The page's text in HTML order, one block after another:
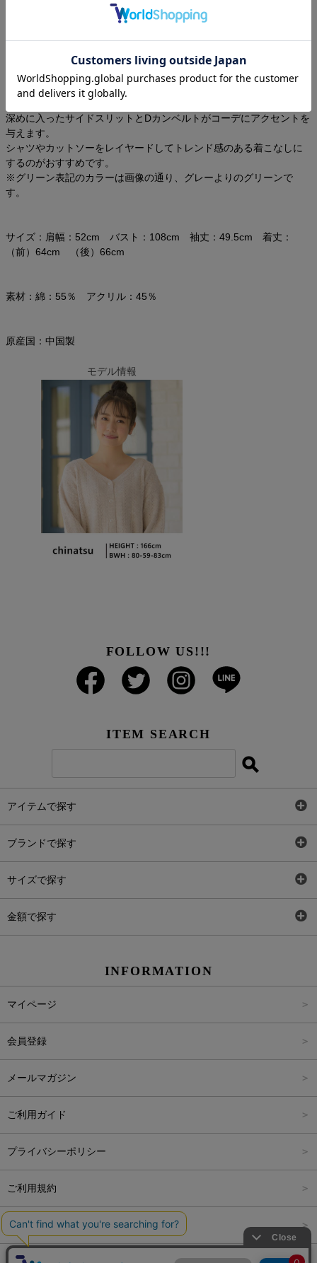
商品コメント:ざっくりとした片畦編みのビッグシルエットニット。
深めに入ったサイドスリットとDカンベルトがコーデにアクセントを
与えます。
シャツやカットソーをレイヤードしてトレンド感のある着こなしに
するのがおすすめです。
※グリーン表記のカラーは画像の通り、グレーよりのグリーンで
す。
サイズ：肩幅：52cm バスト：108cm 袖丈：49.5cm 着丈：
（前）64cm （後）66cm
素材：綿：55％ アクリル：45％
原産国：中国製
モデル情報
FOLLOW US!!!
ITEM SEARCH
アイテムで探す
ブランドで探す
サイズで探す
金額で探す
25,001円～
INFORMATION
マイページ
会員登録
メールマガジン
ご利用ガイド
プライバシーポリシー
ご利用規約
特定商取引法に関する表記